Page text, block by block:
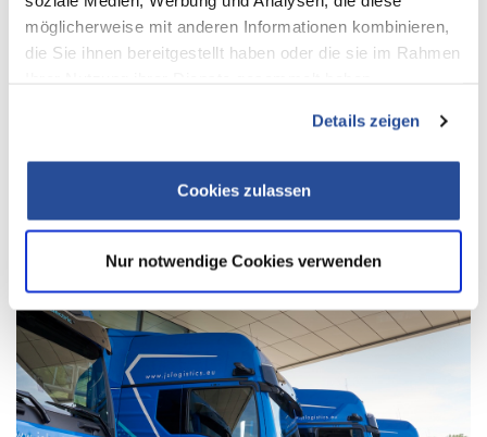
möglicherweise mit anderen Informationen kombinieren,
die Sie ihnen bereitgestellt haben oder die sie im Rahmen
Details zeigen
Cookies zulassen
Nur notwendige Cookies verwenden
WEITERE NEWS